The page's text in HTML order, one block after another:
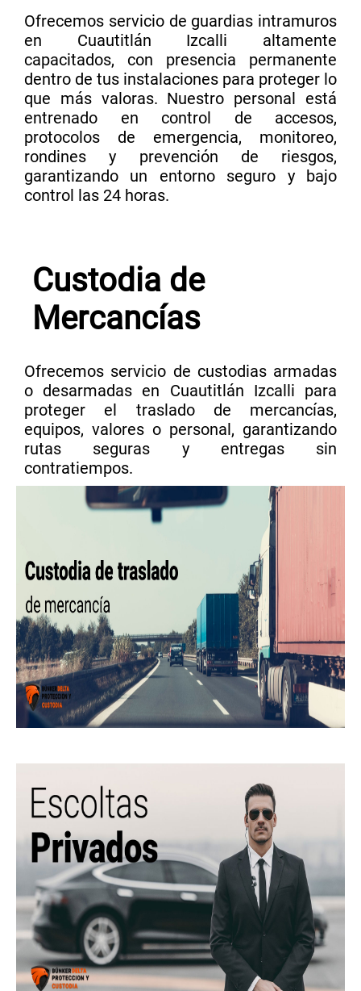
Ofrecemos servicio de guardias intramuros
en Cuautitlán Izcalli altamente
capacitados, con presencia permanente
dentro de tus instalaciones para proteger lo
que más valoras. Nuestro personal está
entrenado en control de accesos,
protocolos de emergencia, monitoreo,
rondines y prevención de riesgos,
garantizando un entorno seguro y bajo
control las 24 horas.
Custodia de
Mercancías
Ofrecemos servicio de custodias armadas
o desarmadas en Cuautitlán Izcalli para
proteger el traslado de mercancías,
equipos, valores o personal, garantizando
rutas seguras y entregas sin
contratiempos.